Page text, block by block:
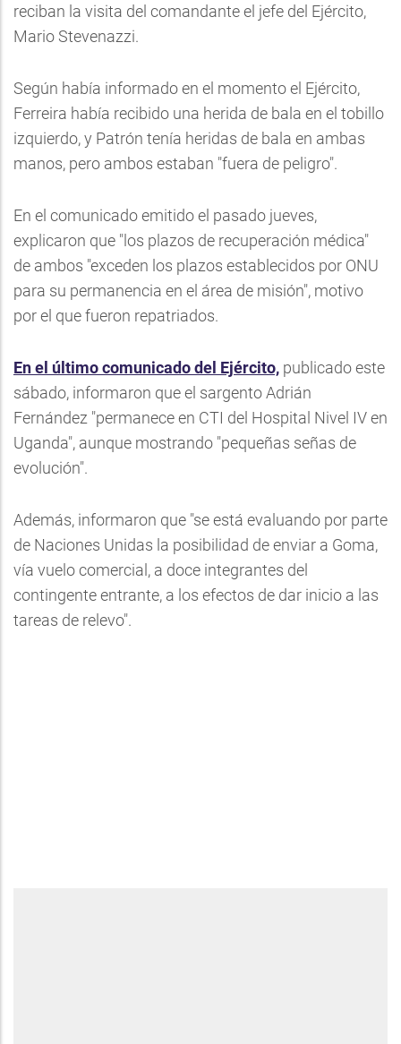
reciban la visita del comandante el jefe del Ejército,
Mario Stevenazzi.
Según había informado en el momento el Ejército,
Ferreira había recibido una herida de bala en el tobillo
izquierdo, y Patrón tenía heridas de bala en ambas
manos, pero ambos estaban "fuera de peligro".
En el comunicado emitido el pasado jueves,
explicaron que "los plazos de recuperación médica"
de ambos "exceden los plazos establecidos por ONU
para su permanencia en el área de misión", motivo
por el que fueron repatriados.
En el último comunicado del Ejército, publicado este
sábado, informaron que el sargento Adrián
Fernández "permanece en CTI del Hospital Nivel IV en
Uganda", aunque mostrando "pequeñas señas de
evolución".
Además, informaron que "se está evaluando por parte
de Naciones Unidas la posibilidad de enviar a Goma,
vía vuelo comercial, a doce integrantes del
contingente entrante, a los efectos de dar inicio a las
tareas de relevo".